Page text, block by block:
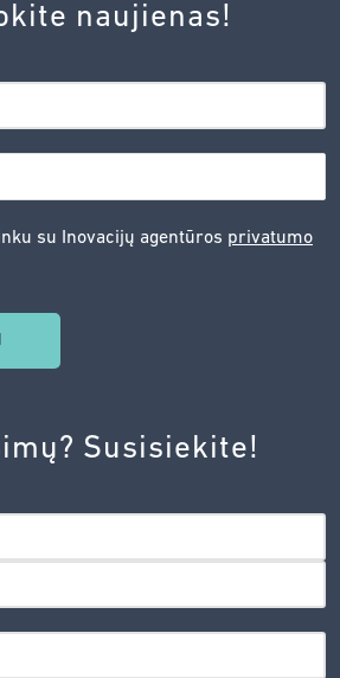
naujienas!
su Inovacijų agentūros privatumo
Susisiekite!